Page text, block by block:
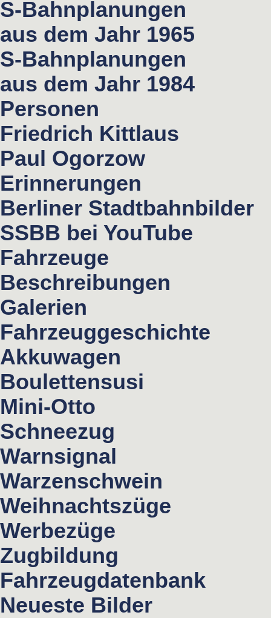
S-Bahnplanungen
aus dem Jahr 1965
S-Bahnplanungen
aus dem Jahr 1984
Personen
Friedrich Kittlaus
Paul Ogorzow
Erinnerungen
Berliner Stadtbahnbilder
SSBB bei YouTube
Fahrzeuge
Beschreibungen
Galerien
Fahrzeuggeschichte
Akkuwagen
Boulettensusi
Mini-Otto
Schneezug
Warnsignal
Warzenschwein
Weihnachtszüge
Werbezüge
Zugbildung
Fahrzeugdatenbank
Neueste Bilder